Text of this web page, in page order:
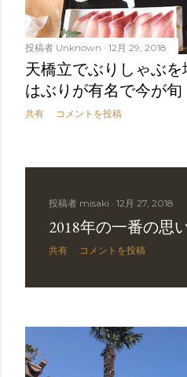
投稿者 Unknown 12月 29, 2018
天橋立でぶりしゃぶ
はぶりが有名で今が旬
共有 コメントを投稿
投稿者 misaki 12月 27, 2018
2018年の一番の思
共有 コメントを投稿